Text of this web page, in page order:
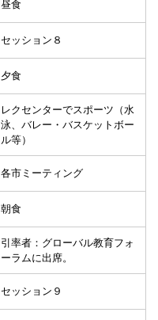
昼食
セッション８
夕食
レクセンターでスポーツ（水
泳、バレー・バスケットボー
ル等）
各市ミーティング
朝食
引率者：グローバル教育フォ
ーラムに出席。
セッション９